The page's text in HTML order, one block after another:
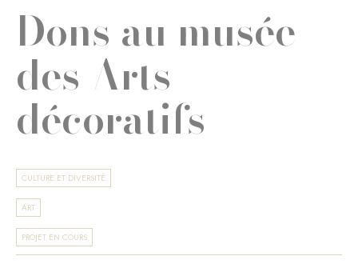
Dons au musée
des Arts
décoratifs
CULTURE ET DIVERSITÉ
ART
PROJET EN COURS